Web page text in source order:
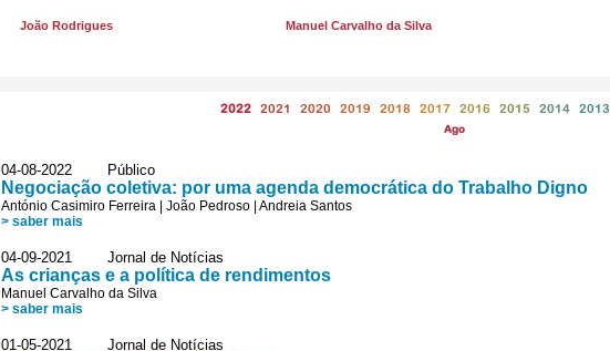
João Rodrigues Manuel Carvalho da Silva
2022 2021 2020 2019 2018 2017 2016 2015 2014 2013
Ago
04-08-2022 Público
Negociação coletiva: por uma agenda democrática do Trabalho Digno
António Casimiro Ferreira João Pedroso Andreia Santos
> saber mais
04-09-2021 Jornal de Notícias
As crianças e a política de rendimentos
Manuel Carvalho da Silva
> saber mais
01-05-2021 Jornal de Notícias